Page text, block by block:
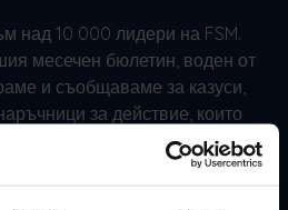
над 10 000 лидери на FSM.
месечен бюлетин, воден от
и съобщаваме за казуси,
за действие, които